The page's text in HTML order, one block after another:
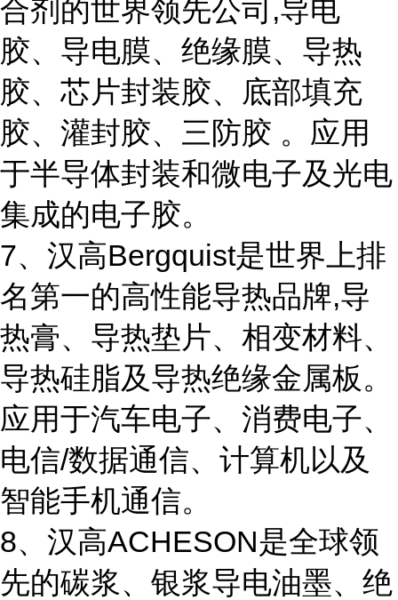
合剂的世界领先公司,导电
胶、导电膜、绝缘膜、导热
胶、芯片封装胶、底部填充
胶、灌封胶、三防胶 。应用
于半导体封装和微电子及光电
集成的电子胶。
7、汉高Bergquist是世界上排
名第一的高性能导热品牌,导
热膏、导热垫片、相变材料、
导热硅脂及导热绝缘金属板。
应用于汽车电子、消费电子、
电信/数据通信、计算机以及
智能手机通信。
8、汉高ACHESON是全球领
先的碳浆、银浆导电油墨、绝